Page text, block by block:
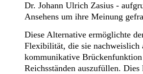
Dr. Johann Ulrich Zasius -
Ansehens um ihre Meinung
Diese Alternative ermöglichte
Flexibilität, die sie
kommunikative
Reichsständen auszufüllen.